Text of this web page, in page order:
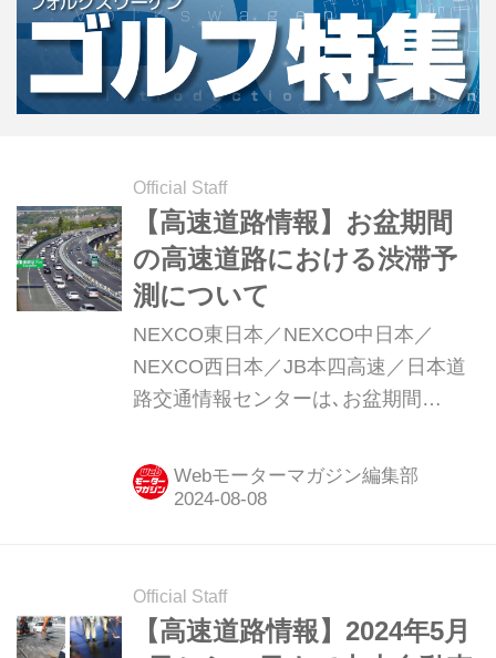
Official Staff
【高速道路情報】お盆期間
の高速道路における渋滞予
測について
NEXCO東日本／NEXCO中日本／
NEXCO西日本／JB本四高速／日本道
路交通情報センターは､お盆期間
（日）の11日間〕の高速道路での交通
集中による渋滞予測（10km以上の交
Webモーターマガジン編集部
Official Staff
【高速道路情報】2024年5月